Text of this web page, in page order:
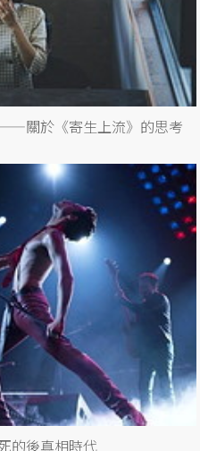
關於《寄生上流》的思考
的後真相時代